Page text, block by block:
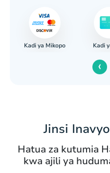
Kadi ya Mikopo Kadi
‹
Jinsi
Hatua za kutumia
kwa ajili ya